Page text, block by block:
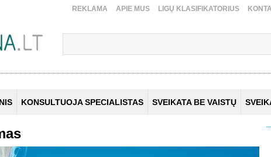
REKLAMA APIE MUS LIGŲ KLASIFIKATORIUS
KONSULTUOJA SPECIALISTAS SVEIKATA BE VAISTŲ